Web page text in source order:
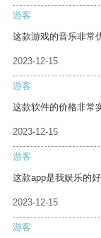
游客
这款游戏的音乐非常
2023-12-15
游客
这款软件的价格非常
2023-12-15
游客
这款app是我娱乐的
2023-12-15
游客